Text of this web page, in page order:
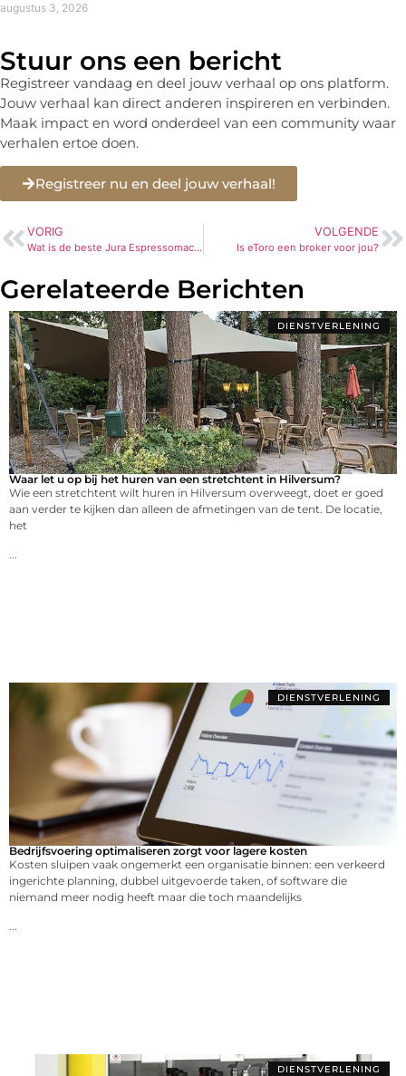
augustus 3, 2026
Stuur ons een bericht
Registreer vandaag en deel jouw verhaal op ons platform.
Jouw verhaal kan direct anderen inspireren en verbinden.
Maak impact en word onderdeel van een community waar
verhalen ertoe doen.
Registreer nu en deel jouw verhaal!
VORIG
Wat is de beste Jura Espressomachine?
VOLGENDE
Is eToro een broker voor jou?
Gerelateerde Berichten
DIENSTVERLENING
Waar let u op bij het huren van een stretchtent in Hilversum?
Wie een stretchtent wilt huren in Hilversum overweegt, doet er goed
aan verder te kijken dan alleen de afmetingen van de tent. De locatie,
het
...
DIENSTVERLENING
Bedrijfsvoering optimaliseren zorgt voor lagere kosten
Kosten sluipen vaak ongemerkt een organisatie binnen: een verkeerd
ingerichte planning, dubbel uitgevoerde taken, of software die
niemand meer nodig heeft maar die toch maandelijks
...
DIENSTVERLENING